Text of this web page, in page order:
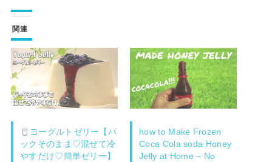
関連
ヨーグルトゼリー【パ
ックそのまま♡混ぜて冷
やすだけ♡簡単ゼリー】
how to Make Frozen
Coca Cola soda Honey
Jelly at Home – No